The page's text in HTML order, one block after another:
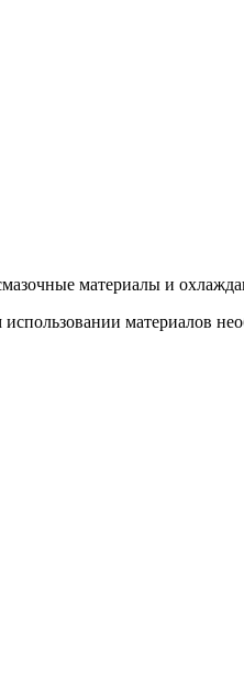
материалы и
материалов